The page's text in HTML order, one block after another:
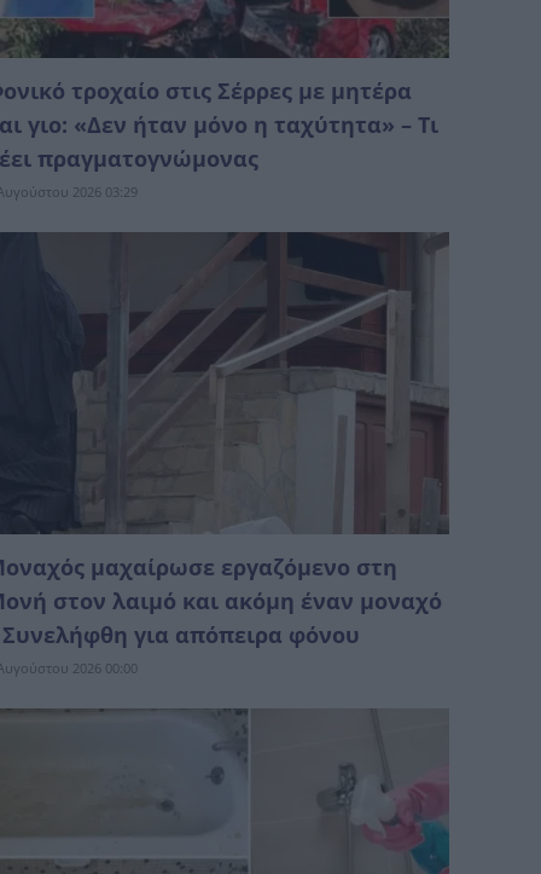
τροχαίο στις Σέρρες με μητέρα
γιο: «Δεν ήταν μόνο η ταχύτητα» – Τι
πραγματογνώμονας
2026 03:29
μαχαίρωσε εργαζόμενο στη
στον λαιμό και ακόμη έναν μοναχό
Συνελήφθη για απόπειρα φόνου
2026 00:00